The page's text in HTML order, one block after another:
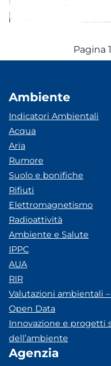
Pagina
Ambiente
Indicatori Ambientali
Acqua
Aria
Rumore
Suolo e bonifiche
Rifiuti
Elettromagnetismo
Radioattività
Ambiente e Salute
IPPC
AUA
RIR
Valutazioni ambientali –
Open Data
Innovazione e progetti
dell’ambiente
Agenzia